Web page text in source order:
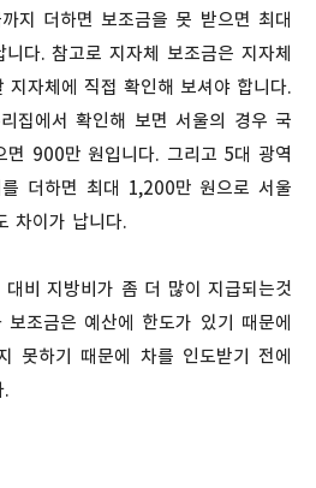
지 더하면 보조금을 못 받으면 최대
다. 참고로 지자체 보조금은 지자체
지자체에 직접 확인해 보셔야 합니다.
집에서 확인해 보면 서울의 경우 국
면 900만 원입니다. 그리고 5대 광역
더하면 최대 1,200만 원으로 서울
차이가 납니다.
비 지방비가 좀 더 많이 지급되는것
조금은 예산에 한도가 있기 때문에
못하기 때문에 차를 인도받기 전에
.